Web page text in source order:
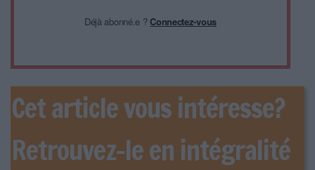
Déjà abonné.e ?Connectez-vous
Cet article vous intéresse?
Retrouvez-le en intégralité